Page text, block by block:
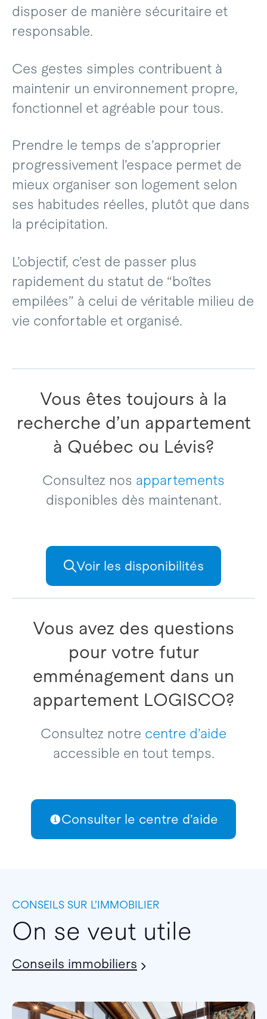
disposer de manière sécuritaire et
responsable.
Ces gestes simples contribuent à
maintenir un environnement propre,
fonctionnel et agréable pour tous.
Prendre le temps de s’approprier
progressivement l’espace permet de
mieux organiser son logement selon
ses habitudes réelles, plutôt que dans
la précipitation.
L’objectif, c’est de passer plus
rapidement du statut de “boîtes
empilées” à celui de véritable milieu de
vie confortable et organisé.
Vous êtes toujours à la
recherche d’un appartement
à Québec ou Lévis?
Consultez nos appartements
disponibles dès maintenant.
Voir les disponibilités
Vous avez des questions
pour votre futur
emménagement dans un
appartement LOGISCO?
Consultez notre centre d’aide
accessible en tout temps.
Consulter le centre d’aide
CONSEILS SUR L’IMMOBILIER
On se veut utile
Conseils immobiliers